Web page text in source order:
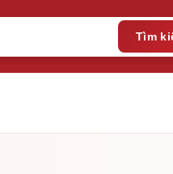
Tìm